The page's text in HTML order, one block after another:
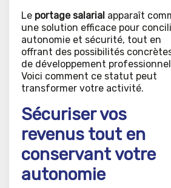
Le portage salarial apparaît
une solution efficace pour
autonomie et sécurité, tout en
offrant des possibilités
de développement
Voici comment ce statut peut
transformer votre activité.
Sécuriser vos
revenus tout en
conservant votre
autonomie